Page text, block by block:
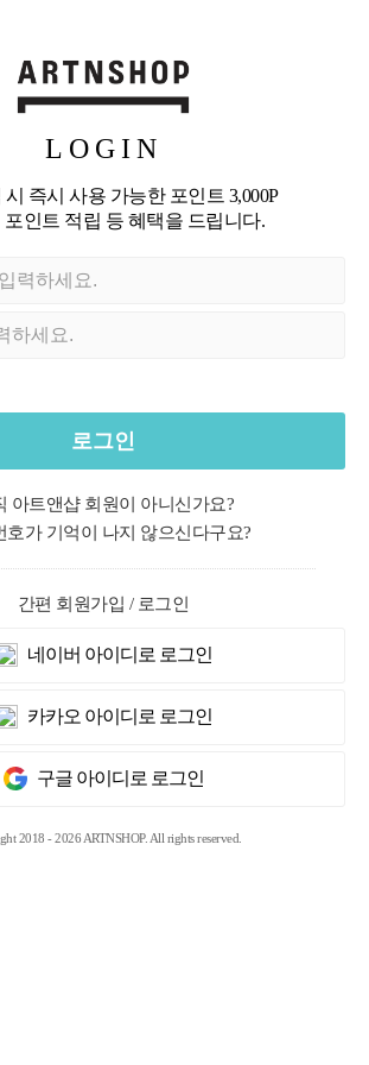
LOGIN
즉시 사용 가능한 포인트 3,000P
포인트 적립 등 혜택을 드립니다.
로그인
아트앤샵 회원이 아니신가요?
호가 기억이 나지 않으신다구요?
간편 회원가입 / 로그인
네이버 아이디로 로그인
카카오 아이디로 로그인
구글 아이디로 로그인
2018 - 2026 ARTNSHOP. All rights reserved.